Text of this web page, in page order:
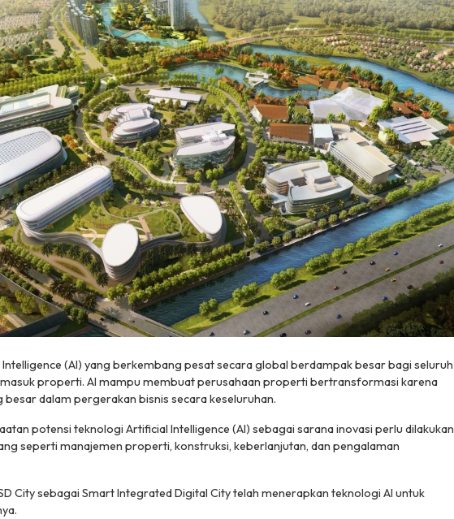
(AI) yang berkembang pesat secara global berdampak besar bagi seluruh
properti. AI mampu membuat perusahaan properti bertransformasi karena
besar dalam pergerakan bisnis secara keseluruhan.
potensi teknologi Artificial Intelligence (AI) sebagai sarana inovasi perlu dilakukan
seperti manajemen properti, konstruksi, keberlanjutan, dan pengalaman
City sebagai Smart Integrated Digital Citytelah menerapkan teknologi AI untuk